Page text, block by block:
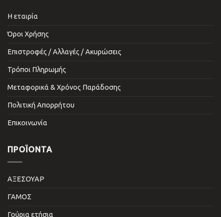
Η εταιρία
Όροι Χρήσης
Επιστροφές / Αλλαγές / Ακυρώσεις
Τρόποι Πληρωμής
Μεταφορικά & Χρόνος Παράδοσης
Πολιτική Απορρήτου
Επικοινωνία
ΠΡΟΪΌΝΤΑ
ΑΞΕΣΟΥΑΡ
ΓΑΜΟΣ
Γούρια ετήσια